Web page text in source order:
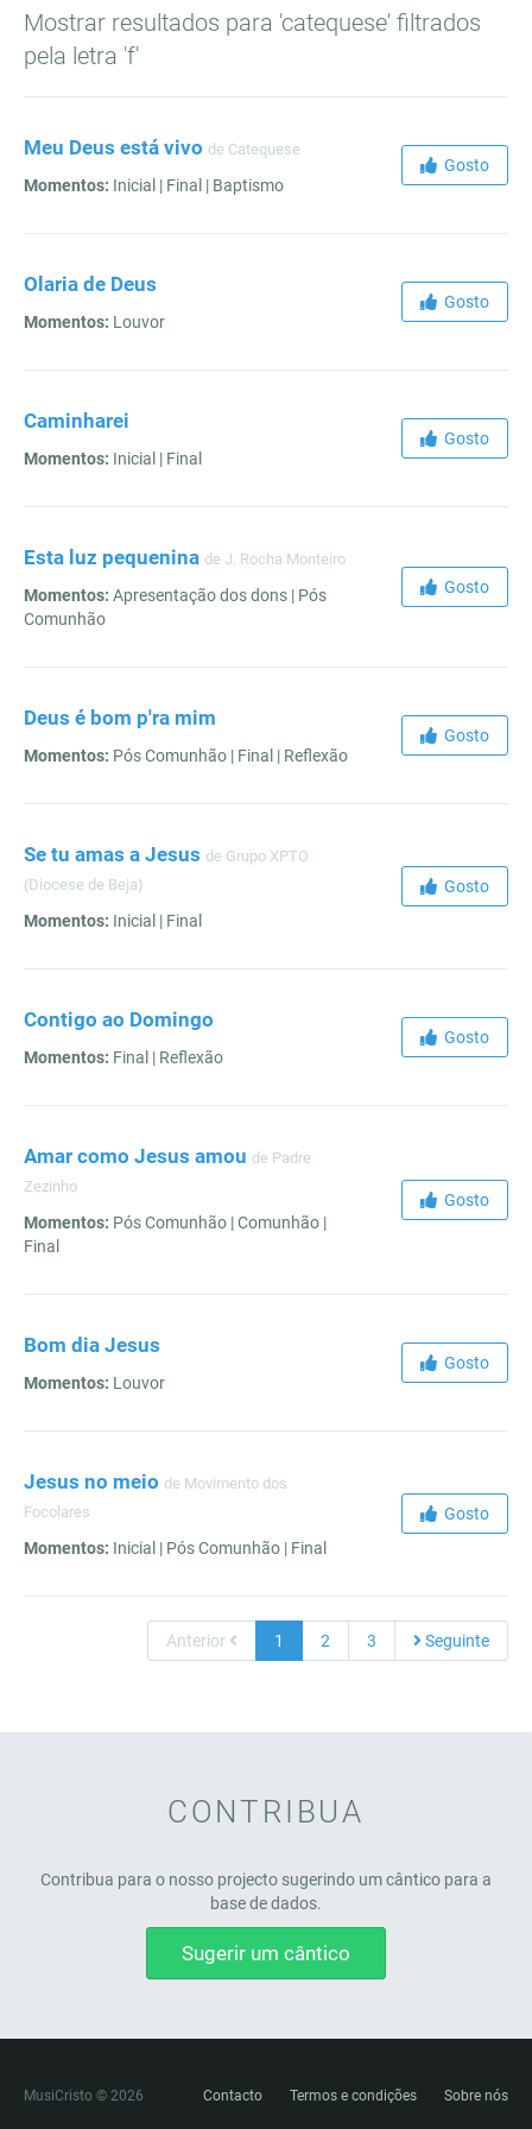
Mostrar resultados para 'catequese' filtrados
pela letra 'f'
Meu Deus está vivo de Catequese
Momentos: Inicial | Final | Baptismo
Gosto
Olaria de Deus
Momentos: Louvor
Gosto
Caminharei
Momentos: Inicial | Final
Gosto
Esta luz pequenina de J. Rocha Monteiro
Momentos: Apresentação dos dons | Pós
Comunhão
Gosto
Deus é bom p'ra mim
Momentos: Pós Comunhão | Final | Reflexão
Gosto
Se tu amas a Jesus de Grupo XPTO
(Diocese de Beja)
Momentos: Inicial | Final
Gosto
Contigo ao Domingo
Momentos: Final | Reflexão
Gosto
Amar como Jesus amou de Padre
Zezinho
Momentos: Pós Comunhão | Comunhão |
Final
Gosto
Bom dia Jesus
Momentos: Louvor
Gosto
Jesus no meio de Movimento dos
Focolares
Momentos: Inicial | Pós Comunhão | Final
Gosto
Anterior 1 2 3 Seguinte
CONTRIBUA
Contribua para o nosso projecto sugerindo um cântico para a
base de dados.
Sugerir um cântico
MusiCristo © 2026 Contacto Termos e condições Sobre nós